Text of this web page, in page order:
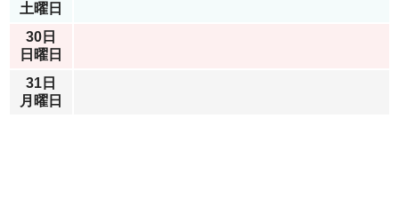
土曜日
30日
日曜日
31日
月曜日